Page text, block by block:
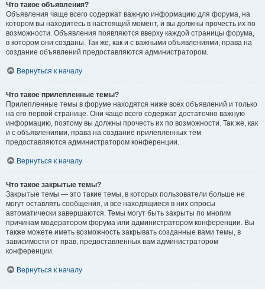
Что такое объявления?
Объявления чаще всего содержат важную информацию для форума, на
котором вы находитесь в настоящий момент, и вы должны прочесть их по
возможности. Объявления появляются вверху каждой страницы форума,
в котором они созданы. Так же, как и с важными объявлениями, права на
создание объявлений предоставляются администратором.
Вернуться к началу
Что такое прилепленные темы?
Прилепленные темы в форуме находятся ниже всех объявлений и только
на его первой странице. Они чаще всего содержат достаточно важную
информацию, поэтому вы должны прочесть их по возможности. Так же, как
и с объявлениями, права на создание прилепленных тем
предоставляются администратором конференции.
Вернуться к началу
Что такое закрытые темы?
Закрытые темы — это такие темы, в которых пользователи больше не
могут оставлять сообщения, и все находящиеся в них опросы
автоматически завершаются. Темы могут быть закрыты по многим
причинам модератором форума или администратором конференции. Вы
также можете иметь возможность закрывать созданные вами темы, в
зависимости от прав, предоставленных вам администратором
конференции.
Вернуться к началу